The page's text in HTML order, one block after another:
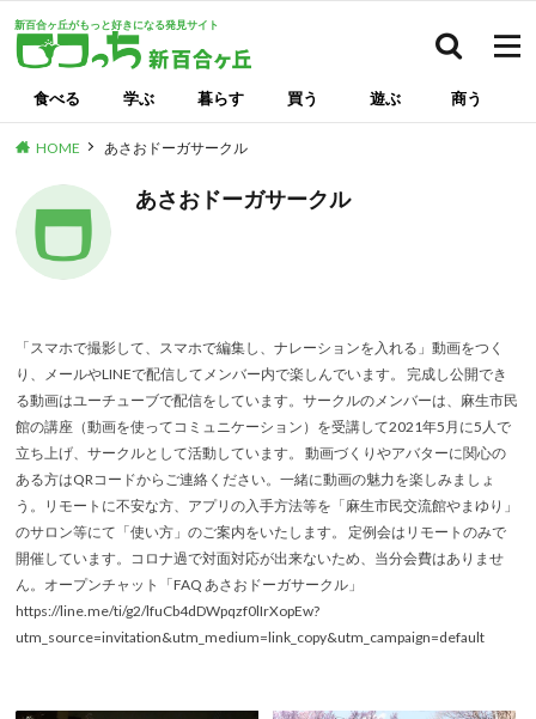
新百合ヶ丘がもっと好きになる発見サイト
食べる 学ぶ 暮らす 買う 遊ぶ 商う
HOME あさおドーガサークル
あさおドーガサークル
「スマホで撮影して、スマホで編集し、ナレーションを入れる」動画をつく
り、メールやLINEで配信してメンバー内で楽しんでいます。 完成し公開でき
る動画はユーチューブで配信をしています。サークルのメンバーは、麻生市民
館の講座（動画を使ってコミュニケーション）を受講して2021年5月に5人で
立ち上げ、サークルとして活動しています。 動画づくりやアバターに関心の
ある方はQRコードからご連絡ください。一緒に動画の魅力を楽しみましょ
う。リモートに不安な方、アプリの入手方法等を「麻生市民交流館やまゆり」
のサロン等にて「使い方」のご案内をいたします。 定例会はリモートのみで
開催しています。コロナ過で対面対応が出来ないため、当分会費はありませ
ん。オープンチャット「FAQ あさおドーガサークル」
https://line.me/ti/g2/lfuCb4dDWpqzf0lIrXopEw?
utm_source=invitation&utm_medium=link_copy&utm_campaign=default